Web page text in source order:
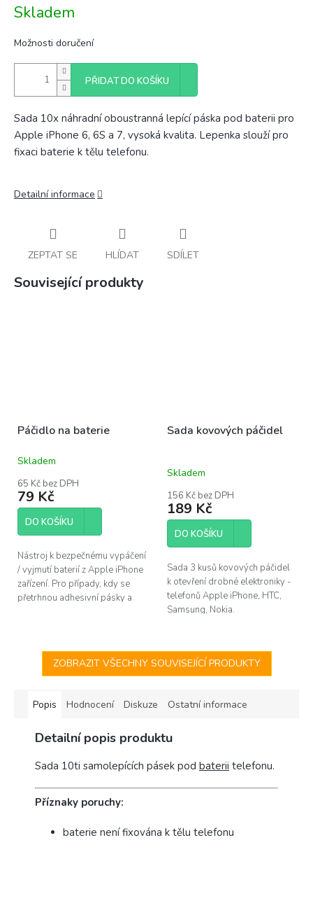
cena:
Skladem
Možnosti doručení
PŘIDAT DO KOŠÍKU
Sada 10x náhradní oboustranná lepící páska pod baterii pro
Apple iPhone 6, 6S a 7, vysoká kvalita. Lepenka slouží pro
fixaci baterie k tělu telefonu.
Detailní informace
ZEPTAT SE HLÍDAT SDÍLET
Související produkty
Páčidlo na baterie
Průměrné
produktu
je
4,4
hvězdiček.
Skladem
65 Kč bez DPH
79 Kč
DO KOŠÍKU
Nástroj k bezpečnému vypáčení
/ vyjmutí baterií z Apple iPhone
zařízení. Pro případy, kdy se
přetrhnou adhesivní pásky a
Sada kovových páčidel
Skladem
156 Kč bez DPH
189 Kč
DO KOŠÍKU
Sada 3 kusů kovových páčidel
k otevření drobné elektroniky -
telefonů Apple iPhone, HTC,
Samsung, Nokia.
ZOBRAZIT VŠECHNY SOUVISEJÍCÍ PRODUKTY
Popis Hodnocení Diskuze Ostatní informace
Detailní popis produktu
Sada 10ti samolepících pásek pod baterii telefonu.
Příznaky poruchy:
baterie není fixována k tělu telefonu